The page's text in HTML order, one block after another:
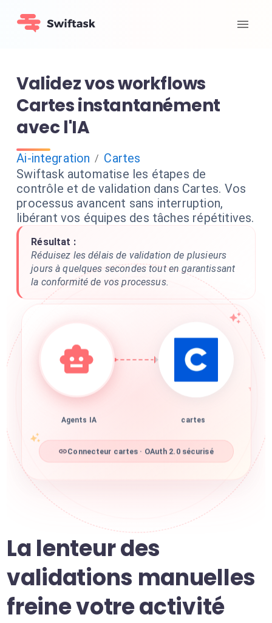
Validez vos workflows
Cartes instantanément
avec l'IA
Ai-integration / Cartes
Swiftask automatise les étapes de
contrôle et de validation dans Cartes. Vos
processus avancent sans interruption,
libérant vos équipes des tâches répétitives.
Résultat :
Réduisez les délais de validation de plusieurs
jours à quelques secondes tout en garantissant
la conformité de vos processus.
Agents IA cartes
Connecteur cartes · OAuth 2.0 sécurisé
La lenteur des
validations manuelles
freine votre activité